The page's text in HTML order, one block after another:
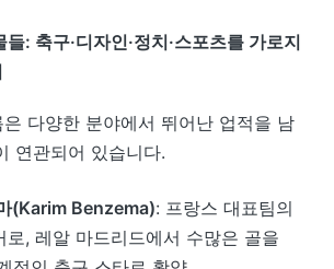
: 축구·디자인·정치·스포츠를 가로지
다양한 분야에서 뛰어난 업적을 남
연관되어 있습니다.
(Karim Benzema): 프랑스 대표팀의
로, 레알 마드리드에서 수많은 골을